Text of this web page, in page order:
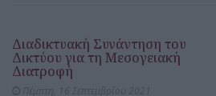
Διαδικτυακή Συνάντηση του
Δικτύου για τη Μεσογειακή
Διατροφή